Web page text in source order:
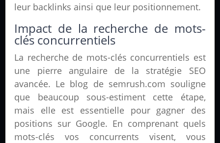
leur backlinks ainsi que leur positionnement.
Impact de la recherche de mots-
clés concurrentiels
La recherche de mots-clés concurrentiels est
une pierre angulaire de la stratégie SEO
avancée. Le blog de semrush.com souligne
que beaucoup sous-estiment cette étape,
mais elle est essentielle pour gagner des
positions sur Google. En comprenant quels
mots-clés vos concurrents visent, vous